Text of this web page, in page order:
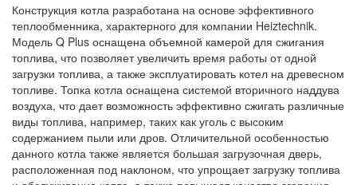
Конструкция котла разработана на основе эффективного
теплообменника, характерного для компании Heiztechnik.
Модель Q Plus оснащена объемной камерой для сжигания
топлива, что позволяет увеличить время работы от одной
загрузки топлива, а также эксплуатировать котел на древесном
топливе. Топка котла оснащена системой вторичного наддува
воздуха, что дает возможность эффективно сжигать различные
виды топлива, например, таких как уголь с высоким
содержанием пыли или дров. Отличительной особенностью
данного котла также является большая загрузочная дверь,
расположенная под наклоном, что упрощает загрузку топлива